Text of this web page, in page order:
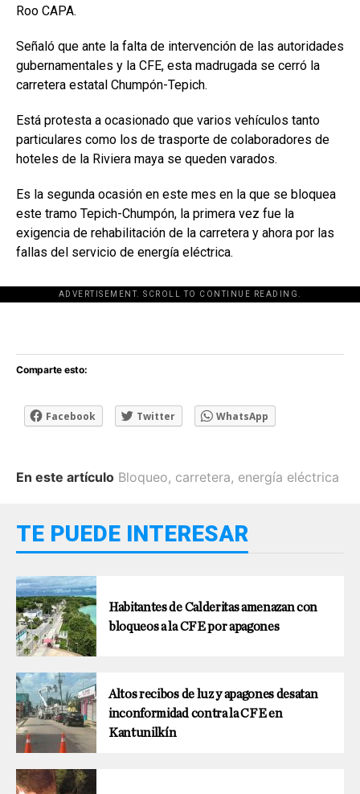
Roo CAPA.
Señaló que ante la falta de intervención de las autoridades
gubernamentales y la CFE, esta madrugada se cerró la
carretera estatal Chumpón-Tepich.
Está protesta a ocasionado que varios vehículos tanto
particulares como los de trasporte de colaboradores de
hoteles de la Riviera maya se queden varados.
Es la segunda ocasión en este mes en la que se bloquea
este tramo Tepich-Chumpón, la primera vez fue la
exigencia de rehabilitación de la carretera y ahora por las
fallas del servicio de energía eléctrica.
ADVERTISEMENT. SCROLL TO CONTINUE READING.
[adsforwp id="243463"]
Comparte esto:
Facebook Twitter WhatsApp
En este artículo Bloqueo, carretera, energía eléctrica
TE PUEDE INTERESAR
Habitantes de Calderitas amenazan con
bloqueos a la CFE por apagones
Altos recibos de luz y apagones desatan
inconformidad contra la CFE en
Kantunilkín